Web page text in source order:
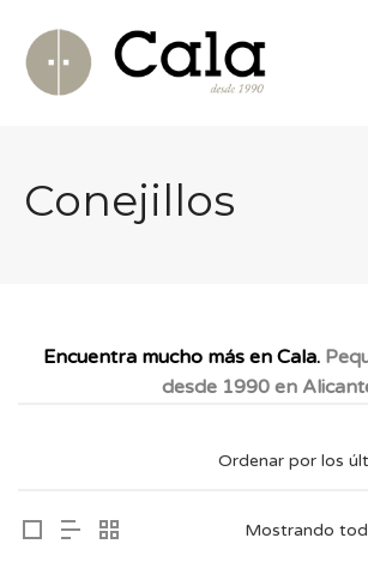
Conejillos
Encuentra mucho más en Cala.
desde 1990 en
Mostrando